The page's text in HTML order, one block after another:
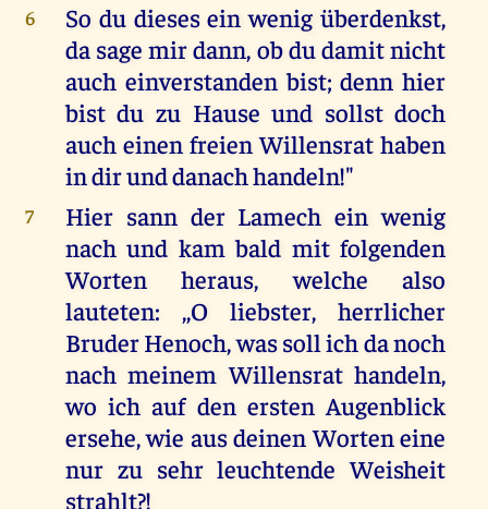
6
So du dieses ein wenig überdenkst,
da sage mir dann, ob du damit nicht
auch einverstanden bist; denn hier
bist du zu Hause und sollst doch
auch einen freien Willensrat haben
in dir und danach handeln!"
7
Hier sann der Lamech ein wenig
nach und kam bald mit folgenden
Worten heraus, welche also
lauteten: ,,O liebster, herrlicher
Bruder Henoch, was soll ich da noch
nach meinem Willensrat handeln,
wo ich auf den ersten Augenblick
ersehe, wie aus deinen Worten eine
nur zu sehr leuchtende Weisheit
strahlt?!